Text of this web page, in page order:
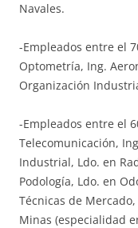
Navales.
-Empleados entre el
Optometría, Ing.
Organización
-Empleados entre el
Telecomunicación,
Industrial, Ldo. en
Podología, Ldo. en
Técnicas de
Minas (especialidad